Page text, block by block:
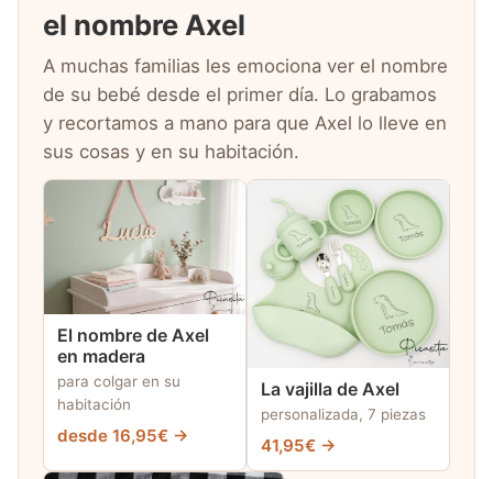
el nombre Axel
A muchas familias les emociona ver el nombre
de su bebé desde el primer día. Lo grabamos
y recortamos a mano para que Axel lo lleve en
sus cosas y en su habitación.
El nombre de Axel
en madera
para colgar en su
habitación
desde 16,95€ →
La vajilla de Axel
personalizada, 7 piezas
41,95€ →